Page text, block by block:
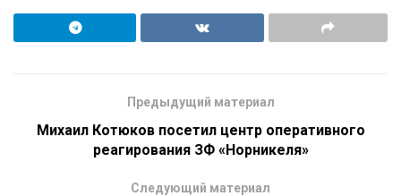
Предыдущий материал
Михаил Котюков посетил центр оперативного
реагирования ЗФ «Норникеля»
Следующий материал